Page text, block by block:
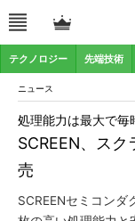
テクノロジー 先端技術
ニュース
SCREEN、ス
売
処理能力は最大で毎
SCREENセミコン